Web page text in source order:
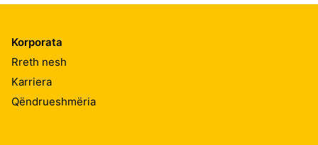
Korporata
Rreth nesh
Karriera
Qëndrueshmëria